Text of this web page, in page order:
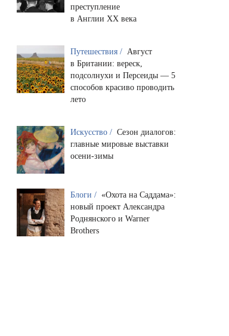
преступление
в Англии XX века
Путешествия / Август
в Британии: вереск,
подсолнухи и Персеиды — 5
способов красиво проводить
лето
Искусство / Сезон диалогов:
главные мировые выставки
осени-зимы
Блоги / «Охота на Саддама»:
новый проект Александра
Роднянского и Warner
Brothers